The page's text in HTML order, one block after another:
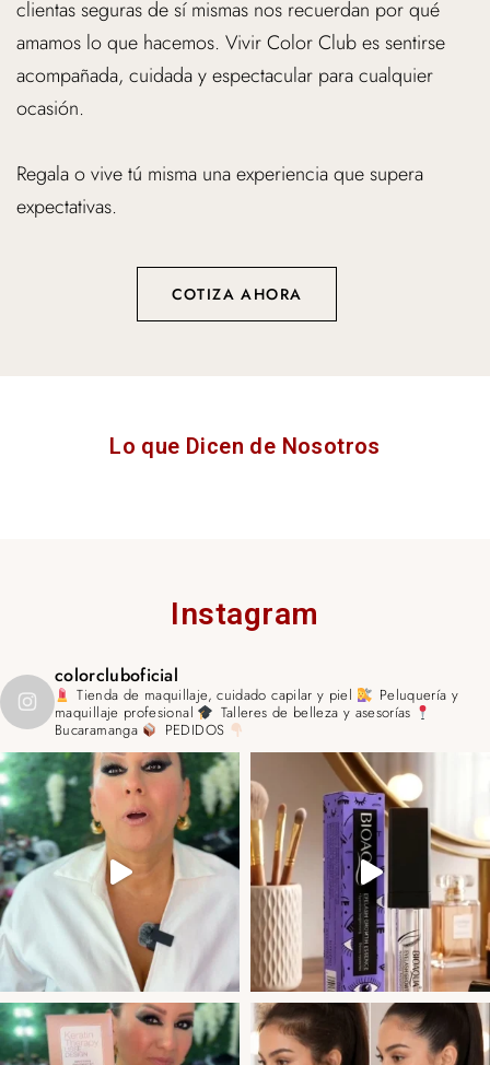
amamos lo que hacemos. Vivir Color Club es sentirse
acompañada, cuidada y espectacular para cualquier
ocasión.
expectativas.
COTIZA AHORA
Tienda de maquillaje, cuidado capilar y piel
maquillaje profesional
Bucaramanga
PEDIDOS